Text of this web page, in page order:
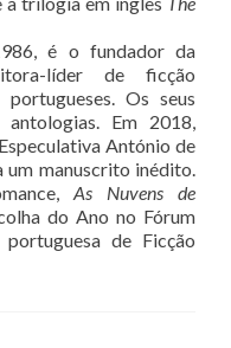
é o fundador da
líder de ficção
Os seus
Em 2018,
António de
um manuscrito inédito.
As Nuvens de
do Ano no Fórum
de Ficção